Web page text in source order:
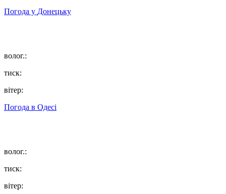
Погода у Донецьку
волог.:
тиск:
вітер:
Погода в Одесі
волог.:
тиск:
вітер: